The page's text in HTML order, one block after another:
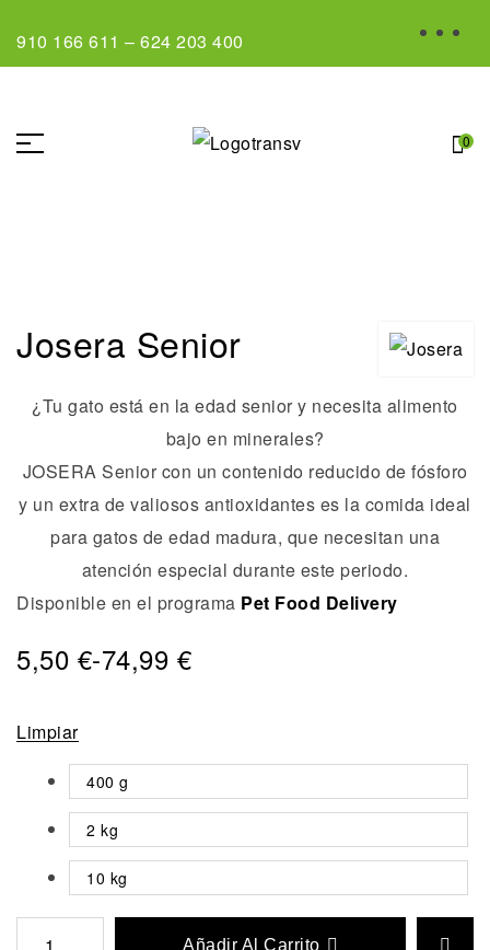
910 166 611 – 624 203 400
0
Josera Senior
¿Tu gato está en la edad senior y necesita alimento
bajo en minerales?
JOSERA Senior con un contenido reducido de fósforo
y un extra de valiosos antioxidantes es la comida ideal
para gatos de edad madura, que necesitan una
atención especial durante este periodo.
Disponible en el programa Pet Food Delivery
5,50 €-74,99 €
Limpiar
400 g
2 kg
10 kg
Añadir Al Carrito